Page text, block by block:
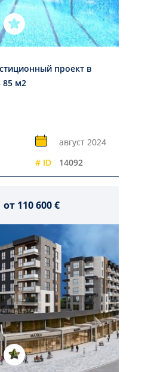
проект в
85 м2
август 2024
# ID 14092
от 110 600 €